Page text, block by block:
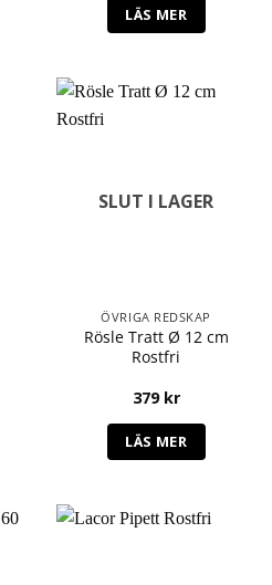
LÄS MER
SLUT I LAGER
ÖVRIGA REDSKAP
Rösle Tratt Ø 12 cm
Rostfri
379 kr
LÄS MER